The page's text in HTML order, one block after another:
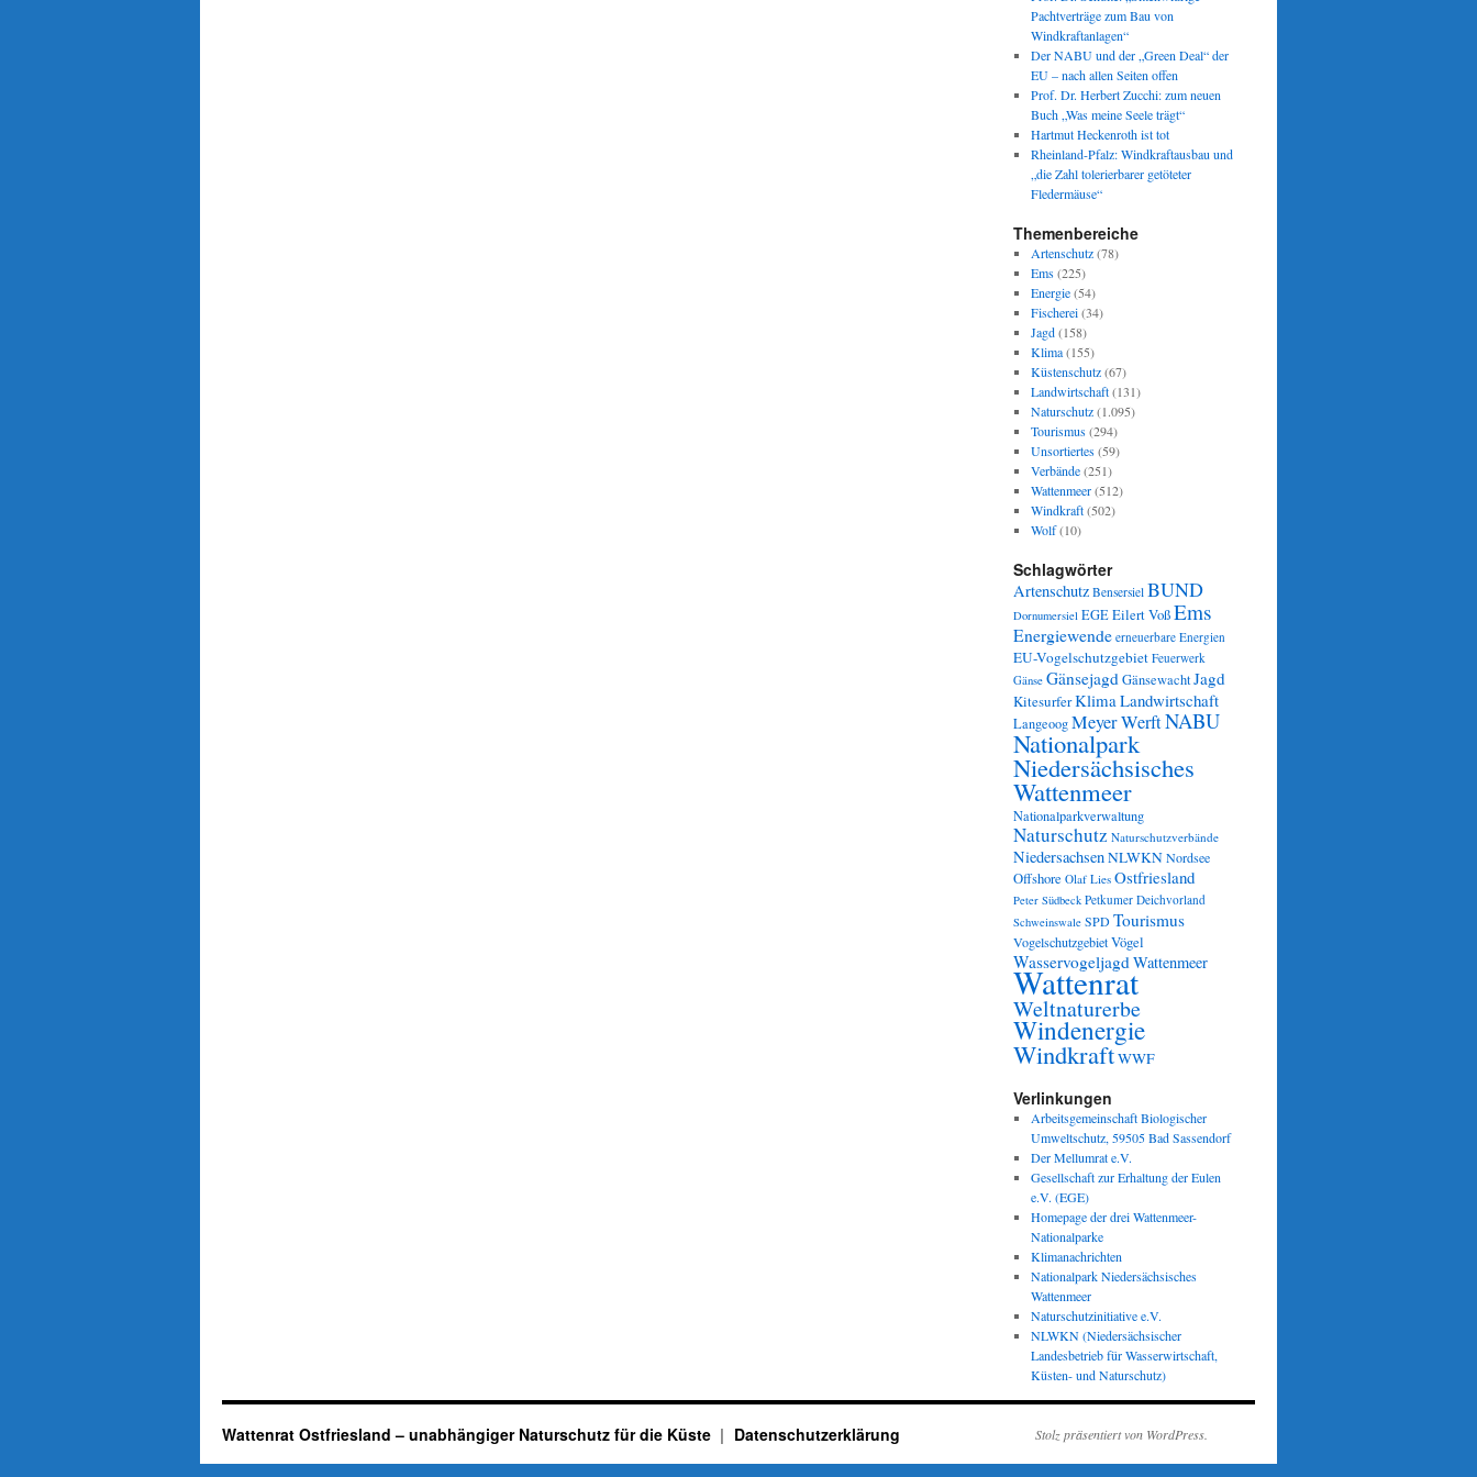
Pachtverträge zum Bau von
Windkraftanlagen“
Der NABU und der „Green Deal“ der
EU – nach allen Seiten offen
Prof. Dr. Herbert Zucchi: zum neuen
Buch „Was meine Seele trägt“
Hartmut Heckenroth ist tot
Rheinland-Pfalz: Windkraftausbau und
„die Zahl tolerierbarer getöteter
Fledermäuse“
Themenbereiche
Artenschutz(78)
Ems(225)
Energie(54)
Fischerei(34)
Jagd(158)
Klima(155)
Küstenschutz(67)
Landwirtschaft(131)
Naturschutz(1.095)
Tourismus(294)
Unsortiertes(59)
Verbände(251)
Wattenmeer(512)
Windkraft(502)
Wolf(10)
Schlagwörter
Artenschutz Bensersiel BUND
Dornumersiel EGEEilert VoßEms
Energiewende erneuerbare Energien
EU-Vogelschutzgebiet Feuerwerk
Gänse GänsejagdGänsewachtJagd
KitesurferKlimaLandwirtschaft
LangeoogMeyer WerftNABU
Nationalpark
Niedersächsisches
Wattenmeer
Nationalparkverwaltung
Naturschutz Naturschutzverbände
NiedersachsenNLWKNNordsee
Offshore Olaf Lies Ostfriesland
Peter Südbeck Petkumer Deichvorland
Schweinswale SPDTourismus
VogelschutzgebietVögel
WasservogeljagdWattenmeer
Wattenrat
Weltnaturerbe
Windenergie
WindkraftWWF
Verlinkungen
Arbeitsgemeinschaft Biologischer
Umweltschutz, 59505 Bad Sassendorf
Der Mellumrat e.V.
Gesellschaft zur Erhaltung der Eulen
e.V. (EGE)
Homepage der drei Wattenmeer-
Nationalparke
Klimanachrichten
Nationalpark Niedersächsisches
Wattenmeer
Naturschutzinitiative e.V.
NLWKN (Niedersächsischer
Landesbetrieb für Wasserwirtschaft,
Küsten- und Naturschutz)
Wattenrat Ostfriesland – unabhängiger Naturschutz für die Küste Datenschutzerklärung Stolz präsentiert von WordPress.